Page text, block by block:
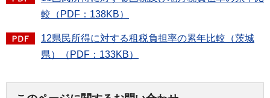
較（PDF：138KB）
12県民所得に対する租税負担率の累年比較（茨城
県）（PDF：133KB）